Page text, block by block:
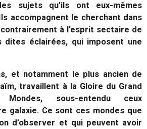
sujets qu’ils ont eux-mêmes
accompagnent le cherchant dans
contrairement à l’esprit sectaire de
dites éclairées, qui imposent une
et notamment le plus ancien de
travaillent à la Gloire du Grand
sous-entendu ceux
galaxie. Ce sont ces mondes que
d’observer et qui peuvent avoir